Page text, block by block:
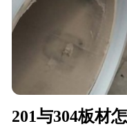
201与304板材